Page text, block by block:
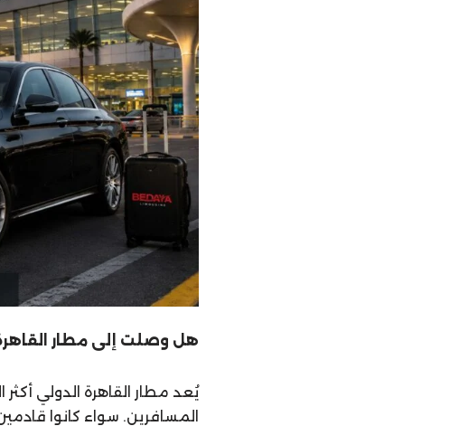
هل وصلت إلى مطار
يُعد مطار القاهرة الدولي
المسافرين. سواء كانوا